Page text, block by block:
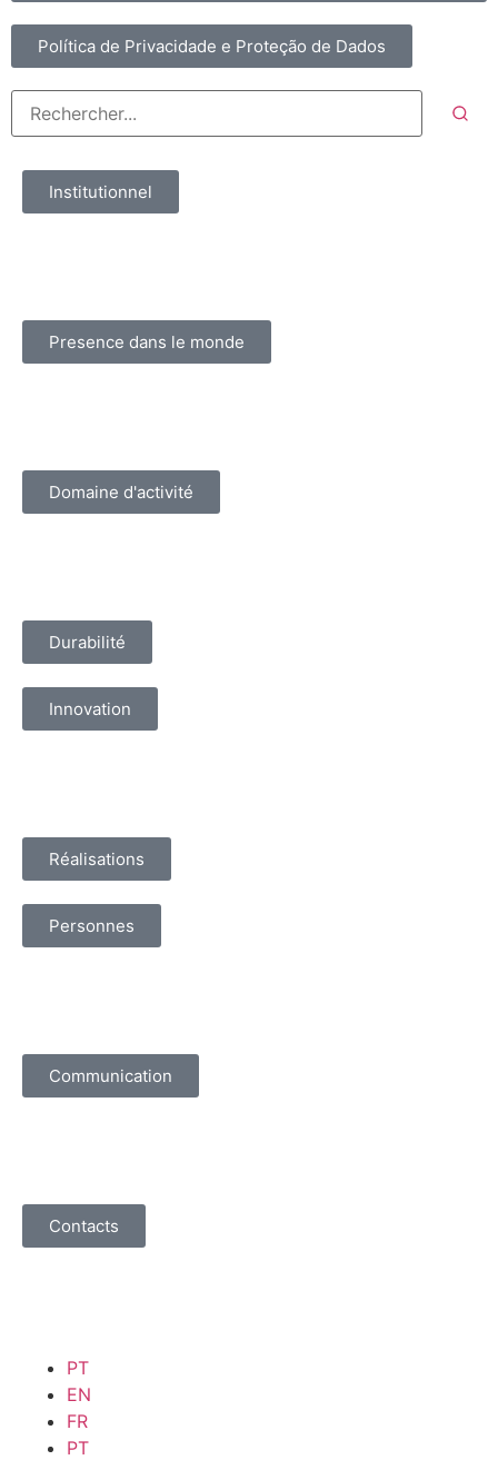
Política de Privacidade e Proteção de Dados
Institutionnel
Presence dans le monde
Domaine d'activité
Durabilité
Innovation
Réalisations
Personnes
Communication
Contacts
PT
EN
FR
PT